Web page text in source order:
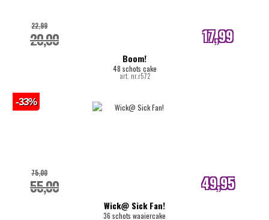
Boom!
48 schots cake
art. nr.r572
20,00
22,99 17,99
internetprijs
Wick@ Sick Fan!
36 schots waaiercake
55,00
75,00 49,95
internetprijs
-33%